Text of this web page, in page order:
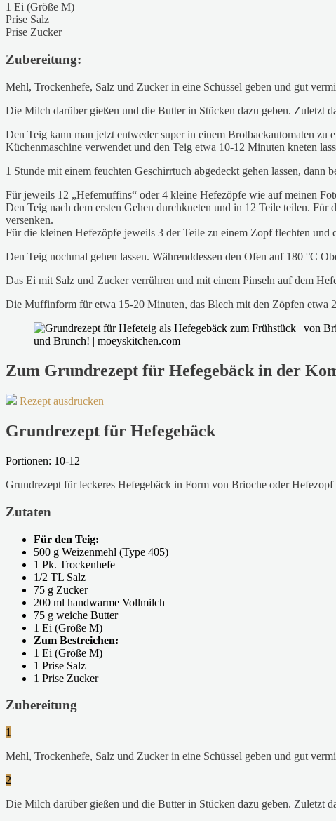
1 Ei (Größe M)
Prise Salz
Prise Zucker
Zubereitung:
Mehl, Trockenhefe, Salz und Zucker in eine Schüssel geben und gut
Die Milch darüber gießen und die Butter in Stücken dazu geben. Zuletzt
Den Teig kann man jetzt entweder super in einem Brotbackautomaten zu
Küchenmaschine verwendet und den Teig etwa 10-12 Minuten kneten
1 Stunde mit einem feuchten Geschirrtuch abgedeckt gehen lassen, dann
Für jeweils 12 „Hefemuffins“ oder 4 kleine Hefezöpfe wie auf meinen
Den Teig nach dem ersten Gehen durchkneten und in 12 Teile teilen.
versenken.
Für die kleinen Hefezöpfe jeweils 3 der Teile zu einem Zopf flechten und
Den Teig nochmal gehen lassen. Währenddessen den Ofen auf 180 °C
Das Ei mit Salz und Zucker verrühren und mit einem Pinseln auf dem
Die Muffinform für etwa 15-20 Minuten, das Blech mit den Zöpfen etwa
Zum Grundrezept für Hefegebäck in der
Rezept ausdrucken
Grundrezept für Hefegebäck
Portionen: 10-12
Grundrezept für leckeres Hefegebäck in Form von Brioche oder Hefezopf
Zutaten
Für den Teig:
500 g Weizenmehl (Type 405)
1 Pk. Trockenhefe
1/2 TL Salz
75 g Zucker
200 ml handwarme Vollmilch
75 g weiche Butter
1 Ei (Größe M)
Zum Bestreichen:
1 Ei (Größe M)
1 Prise Salz
1 Prise Zucker
Zubereitung
1
Mehl, Trockenhefe, Salz und Zucker in eine Schüssel geben und gut
2
Die Milch darüber gießen und die Butter in Stücken dazu geben. Zuletzt